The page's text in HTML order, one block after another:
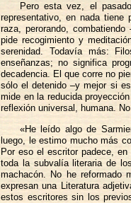
Pero esta vez, el
representativo, en nada tiene
raza, perorando,
pide recogimiento y
serenidad. Todavía más:
enseñanzas; no significa
decadencia. El que corre no
sólo el detenido –y mejor si
mide en la reducida
reflexión universal, humana.
«He leído algo de
luego, le estimo mucho más
Por eso el escritor padece,
toda la subvalía literaria de
machacón. No he reformado
expresan una Literatura
estos escritores sin los